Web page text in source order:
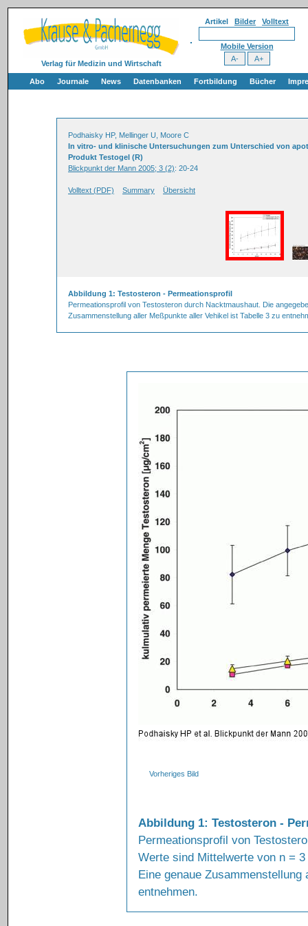
Verlag für Medizin und Wirtschaft
Artikel Bilder Volltext
Mobile Version
Abo Journale News Datenbanken Fortbildung Bücher
Podhaisky HP, Mellinger U, Moore C
In vitro- und klinische Untersuchungen zum Unterschied von
Produkt Testogel (R)
Blickpunkt der Mann 2005; 3 (2): 20-24
Volltext (PDF) Summary Übersicht
Abbildung 1: Testosteron - Permeationsprofil
Permeationsprofil von Testosteron durch Nacktmaushaut. Die
Zusammenstellung aller Meßpunkte aller Vehikel ist Tabelle 3 zu
Vorheriges Bild
Abbildung 1: Testosteron -
Permeationsprofil von
Werte sind Mittelwerte von n =
Eine genaue
entnehmen.